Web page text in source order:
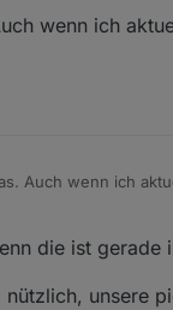
wenn ich
Auch wenn ich
20:40
die ist gerade
unsere